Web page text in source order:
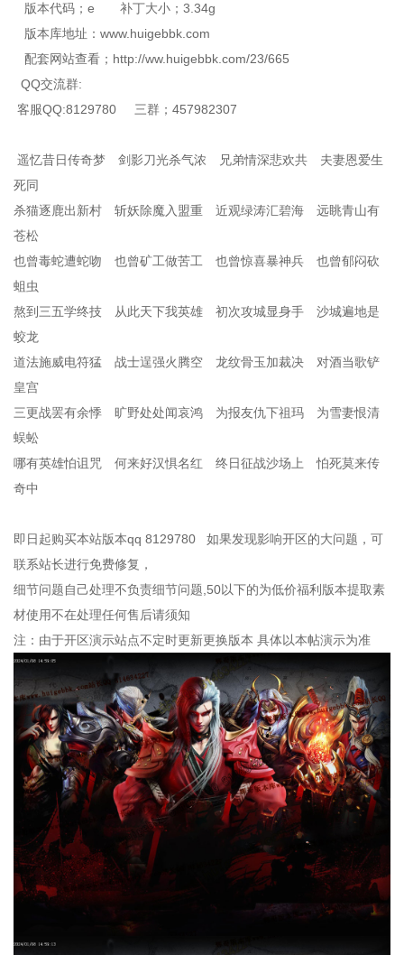
版本代码；e 补丁大小；3.34g
版本库地址：www.huigebbk.com
配套网站查看；http://ww.huigebbk.com/23/665
QQ交流群:
客服QQ:8129780 三群；457982307
遥忆昔日传奇梦 剑影刀光杀气浓 兄弟情深悲欢共 夫妻恩爱生
死同
杀猫逐鹿出新村 斩妖除魔入盟重 近观绿涛汇碧海 远眺青山有
苍松
也曾毒蛇遭蛇吻 也曾矿工做苦工 也曾惊喜暴神兵 也曾郁闷砍
蛆虫
熬到三五学终技 从此天下我英雄 初次攻城显身手 沙城遍地是
蛟龙
道法施威电符猛 战士逞强火腾空 龙纹骨玉加裁决 对酒当歌铲
皇宫
三更战罢有余悸 旷野处处闻哀鸿 为报友仇下祖玛 为雪妻恨清
蜈蚣
哪有英雄怕诅咒 何来好汉惧名红 终日征战沙场上 怕死莫来传
奇中
即日起购买本站版本qq 8129780 如果发现影响开区的大问题，可
联系站长进行免费修复，
细节问题自己处理不负责细节问题,50以下的为低价福利版本提取素
材使用不在处理任何售后请须知
注：由于开区演示站点不定时更新更换版本 具体以本帖演示为准